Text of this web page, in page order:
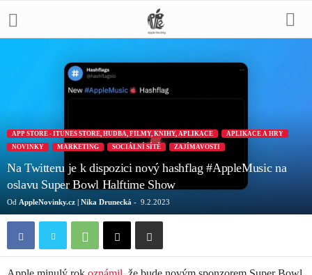
APP STORE - ITUNES STORE, HUDBA, FILMY, KNIHY, APLIKACE
APLIKACE A HRY
NOVINKY
MARKETING SOCIÁLNÍ SÍTĚ ZAJÍMAVOSTI
Na Twitteru je k dispozici nový hashflag #AppleMusic na
oslavu Super Bowl Halftime Show
Od AppleNovinky.cz | Nika Drunecká - 9.2.2023